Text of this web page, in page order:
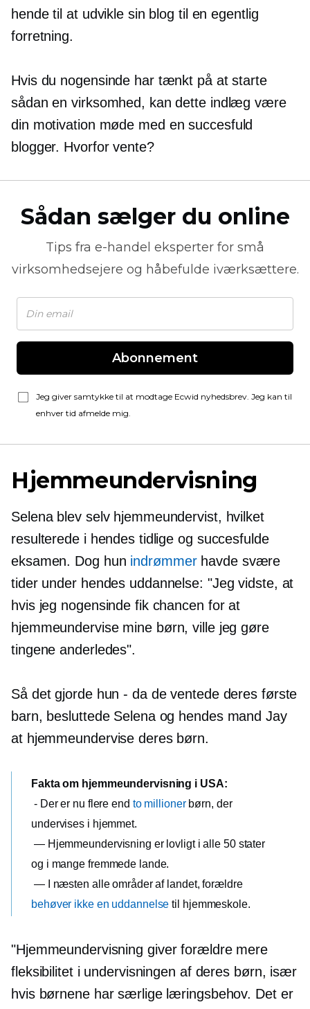
hende til at udvikle sin blog til en egentlig
forretning.
Hvis du nogensinde har tænkt på at starte
sådan en virksomhed, kan dette indlæg være
din motivation møde med en succesfuld
blogger. Hvorfor vente?
Sådan sælger du online
Tips fra e-handel eksperter for små
virksomhedsejere og håbefulde iværksættere.
Abonnement
Jeg giver samtykke til at modtage Ecwid nyhedsbrev. Jeg kan til
enhver tid afmelde mig.
Hjemmeundervisning
Selena blev selv hjemmeundervist, hvilket
resulterede i hendes tidlige og succesfulde
eksamen. Dog hun indrømmerhavde svære
tider under hendes uddannelse: "Jeg vidste, at
hvis jeg nogensinde fik chancen for at
hjemmeundervise mine børn, ville jeg gøre
tingene anderledes".
Så det gjorde hun - da de ventede deres første
barn, besluttede Selena og hendes mand Jay
at hjemmeundervise deres børn.
Fakta om hjemmeundervisning i USA:
- Der er nu flere end to millionerbørn, der
undervises i hjemmet.
— Hjemmeundervisning er lovligt i alle 50 stater
og i mange fremmede lande.
— I næsten alle områder af landet, forældre
behøver ikke en uddannelse til hjemmeskole.
"Hjemmeundervisning giver forældre mere
fleksibilitet i undervisningen af ​​deres børn, især
hvis børnene har særlige læringsbehov. Det er